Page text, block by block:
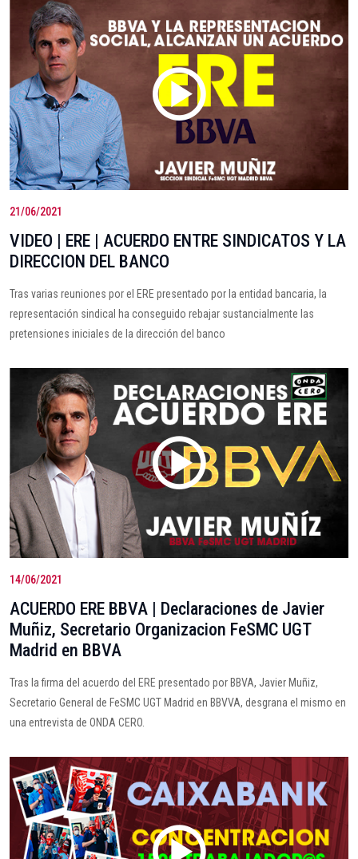
21/06/2021
VIDEO | ERE | ACUERDO ENTRE SINDICATOS Y LA
DIRECCION DEL BANCO
Tras varias reuniones por el ERE presentado por la entidad bancaria, la
representación sindical ha conseguido rebajar sustancialmente las
pretensiones iniciales de la dirección del banco
14/06/2021
ACUERDO ERE BBVA | Declaraciones de Javier
Muñiz, Secretario Organizacion FeSMC UGT
Madrid en BBVA
Tras la firma del acuerdo del ERE presentado por BBVA, Javier Muñiz,
Secretario General de FeSMC UGT Madrid en BBVVA, desgrana el mismo en
una entrevista de ONDA CERO.